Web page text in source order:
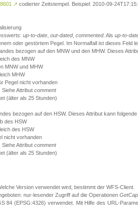
↗ codierter Zeitstempel. Beispiel: 2010-09-
up-to-date out-dated, commented. Als up-to-
oder gestörtem Pegel. Im Normalfall ist dieses Feld
bezogen auf den MNW und den MHW. Dieses
des MNW
MNW und MHW
MHW
Pegel nicht vorhanden
Attribut comment
(älter als 25 Stunden)
bezogen auf den HSW. Dieses Attribut kann
des HSW
des HSW
nicht vorhanden
Attribut comment
(älter als 25 Stunden)
Version verwendet wird, bestimmt der WFS-Client.
nur-lesender Zugriff auf die Operationen
84 (EPSG:4326) verwendet. Mit Hilfe des URL-